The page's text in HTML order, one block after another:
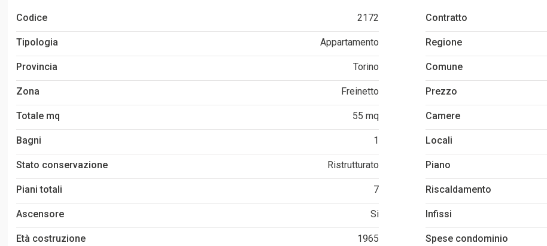
Codice 2172 Contratto
Tipologia Appartamento Regione
Provincia Torino Comune
Zona Freinetto Prezzo
Totale mq 55 mq Camere
Bagni 1 Locali
Stato conservazione Ristrutturato Piano
Piani totali 7 Riscaldamento
Ascensore Si Infissi
Età costruzione 1965 Spese condominio